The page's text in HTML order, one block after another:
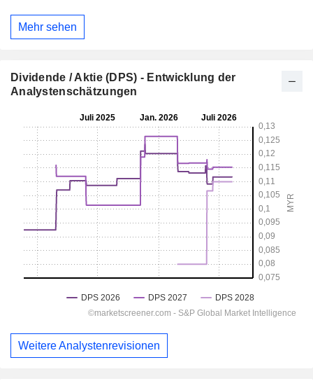
Mehr sehen
Dividende / Aktie (DPS) - Entwicklung der
Analystenschätzungen
Weitere Analystenrevisionen